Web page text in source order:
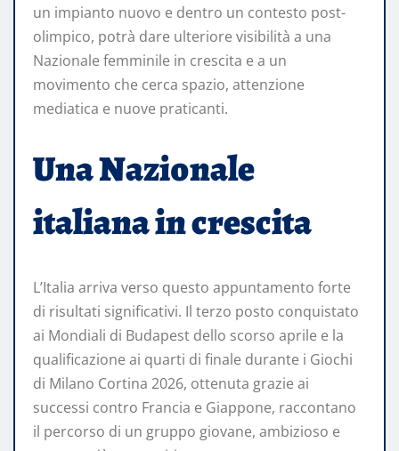
un impianto nuovo e dentro un contesto post-
olimpico, potrà dare ulteriore visibilità a una
Nazionale femminile in crescita e a un
movimento che cerca spazio, attenzione
mediatica e nuove praticanti.
Una Nazionale
italiana in crescita
L’Italia arriva verso questo appuntamento forte
di risultati significativi. Il terzo posto conquistato
ai Mondiali di Budapest dello scorso aprile e la
qualificazione ai quarti di finale durante i Giochi
di Milano Cortina 2026, ottenuta grazie ai
successi contro Francia e Giappone, raccontano
il percorso di un gruppo giovane, ambizioso e